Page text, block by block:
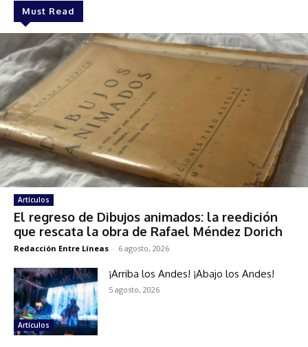
Must Read
Artículos
El regreso de Dibujos animados: la reedición
que rescata la obra de Rafael Méndez Dorich
Redacción Entre Líneas - 6 agosto, 2026
Artículos
¡Arriba los Andes! ¡Abajo los Andes!
5 agosto, 2026